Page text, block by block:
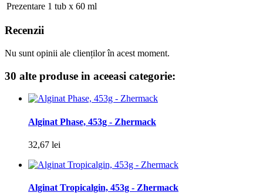
Prezentare 1 tub x 60 ml
Recenzii
Nu sunt opinii ale clienților în acest moment.
30 alte produse in aceeasi categorie:
Alginat Phase, 453g - Zhermack
32,67 lei
Alginat Tropicalgin, 453g - Zhermack